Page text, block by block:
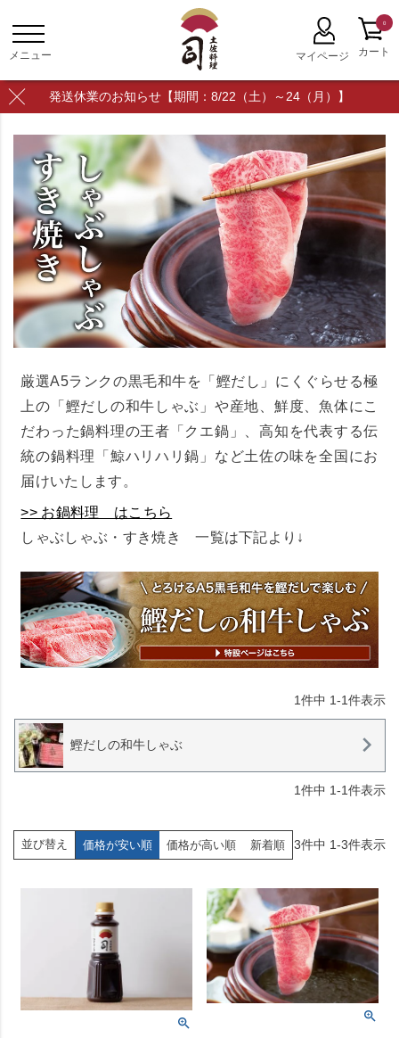
発送休業のお知らせ【期間：8/22（土）～24（月）】
0
厳選A5ランクの黒毛和牛を「鰹だし」にくぐらせる極
上の「鰹だしの和牛しゃぶ」や産地、鮮度、魚体にこ
だわった鍋料理の王者「クエ鍋」、高知を代表する伝
統の鍋料理「鯨ハリハリ鍋」など土佐の味を全国にお
届けいたします。
>> お鍋料理 はこちら
しゃぶしゃぶ・すき焼き 一覧は下記より↓
1件中 1-1件表示
鰹だしの和牛しゃぶ
1件中 1-1件表示
並び替え 価格が安い順 価格が高い順 新着順 3件中 1-3件表示